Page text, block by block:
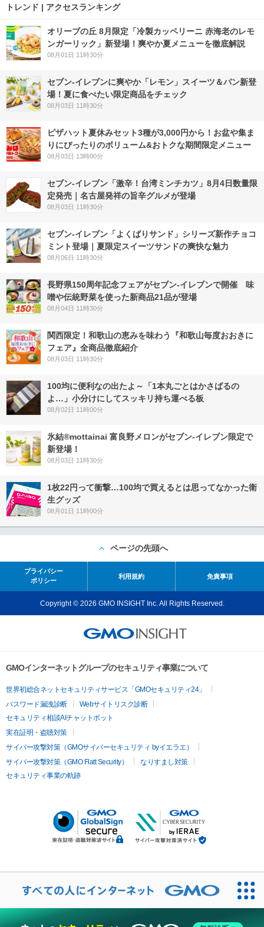
トレンド | アクセスランキング
オリーブの丘 8月限定「冷製カッペリーニ 赤海老のレモ
ンガーリック」新登場！爽やか夏メニューを徹底解説
08月01日 11時30分
セブン‐イレブンに爽やか「レモン」スイーツ＆パン新登
場！夏に食べたい限定商品をチェック
08月03日 11時30分
ピザハット夏休みセット3種が3,000円から！お盆や集ま
りにぴったりのボリューム&おトクな期間限定メニュー
08月03日 13時00分
セブン-イレブン「激辛！台湾ミンチカツ」8月4日数量限
定発売｜名古屋発祥の旨辛グルメが登場
08月03日 11時30分
セブン‐イレブン「よくばりサンド」シリーズ新作チョコ
ミント登場｜夏限定スイーツサンドの爽快な魅力
08月06日 11時30分
長野県150周年記念フェアがセブン-イレブンで開催 味
噌や伝統野菜を使った新商品21品が登場
08月04日 11時30分
関西限定！和歌山の恵みを味わう『和歌山毎度おおきに
フェア』全商品徹底紹介
08月03日 11時30分
100均に便利なの出たよ～「1本丸ごとはかさばるの
よ…」小分けにしてスッキリ持ち運べる板
08月02日 11時00分
氷結®mottainai 富良野メロンがセブン‐イレブン限定で
新登場！
08月03日 11時30分
1枚22円って衝撃…100均で買えるとは思ってなかった衛
生グッズ
08月01日 11時00分
ページの先頭へ
プライバシー
ポリシー
利用規約 免責事項
Copyright © 2026 GMO INSIGHT Inc. All Rights Reserved.
GMOインターネットグループのセキュリティ事業について
世界初総合ネットセキュリティサービス「GMOセキュリティ24」
パスワード漏洩診断
Webサイトリスク診断
セキュリティ相談AIチャットボット
実在証明・盗聴対策
サイバー攻撃対策（GMOサイバーセキュリティ byイエラエ）
サイバー攻撃対策（GMO Flatt Security）
なりすまし対策
セキュリティ事業の軌跡